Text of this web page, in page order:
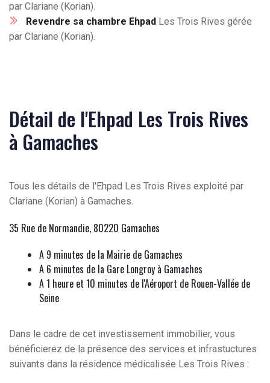
par Clariane (Korian).
Revendre sa chambre Ehpad Les Trois Rives gérée
par Clariane (Korian).
Détail de l'Ehpad Les Trois Rives
à Gamaches
Tous les détails de l'Ehpad Les Trois Rives exploité par
Clariane (Korian) à Gamaches.
35 Rue de Normandie, 80220 Gamaches
A 9 minutes de la Mairie de Gamaches
A 6 minutes de la Gare Longroy à Gamaches
A 1 heure et 10 minutes de l'Aéroport de Rouen-Vallée de
Seine
Dans le cadre de cet investissement immobilier, vous
bénéficierez de la présence des services et infrastuctures
suivants dans la résidence médicalisée Les Trois Rives :